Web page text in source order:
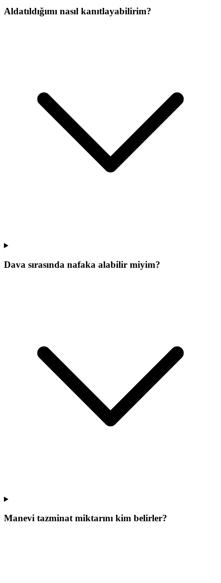
Aldatıldığımı nasıl kanıtlayabilirim?
Dava sırasında nafaka alabilir miyim?
Manevi tazminat miktarını kim belirler?